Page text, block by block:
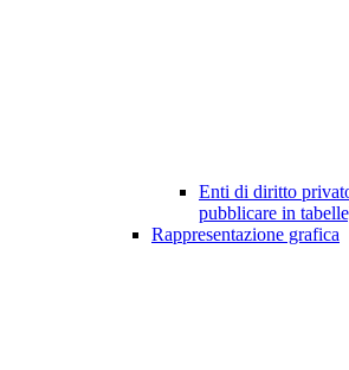
Enti di diritto
pubblicare in
Rappresentazione grafica